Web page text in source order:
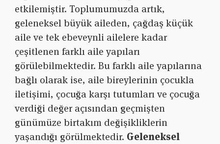
etkilemiştir. Toplumumuzda artık,
geleneksel büyük aileden, çağdaş küçük
aile ve tek ebeveynli ailelere kadar
çeşitlenen farklı aile yapıları
görülebilmektedir. Bu farklı aile yapılarına
bağlı olarak ise, aile bireylerinin çocukla
iletişimi, çocuğa karşı tutumları ve çocuğa
verdiği değer açısından geçmişten
günümüze birtakım değişikliklerin
yaşandığı görülmektedir. Geleneksel